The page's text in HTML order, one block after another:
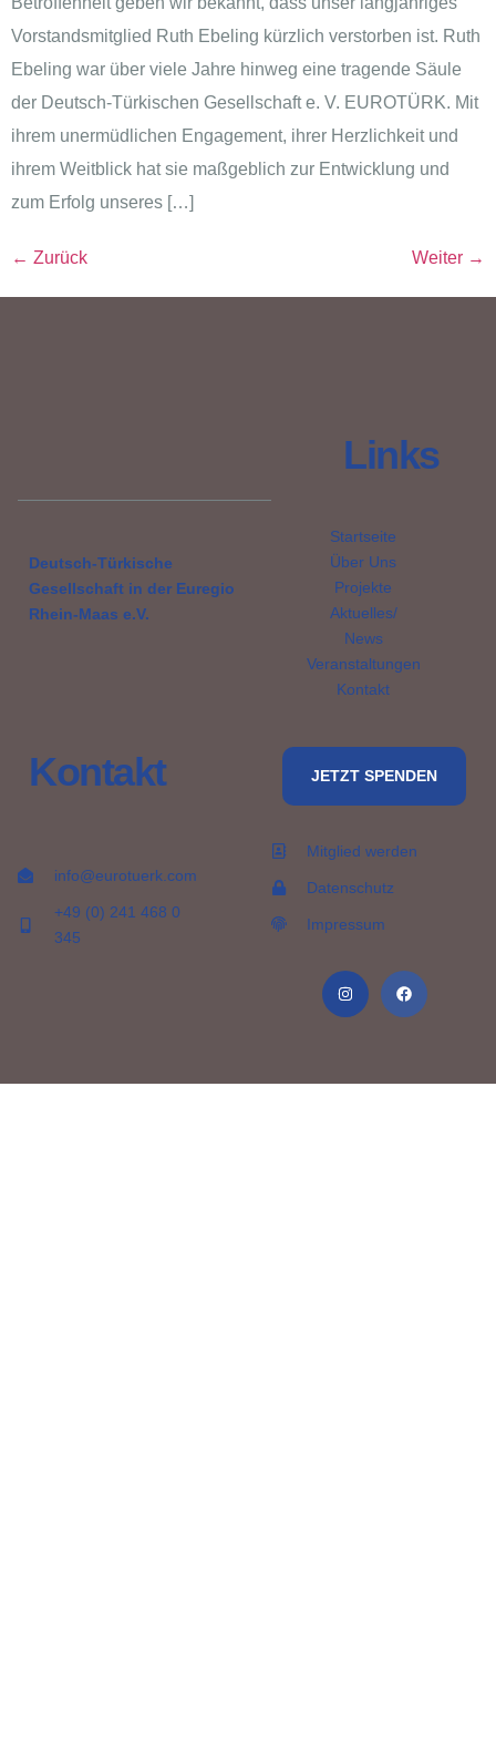
Vorstandsmitglied Ruth Ebeling kürzlich verstorben ist. Ruth
Ebeling war über viele Jahre hinweg eine tragende Säule
der Deutsch-Türkischen Gesellschaft e. V. EUROTÜRK. Mit
ihrem unermüdlichen Engagement, ihrer Herzlichkeit und
ihrem Weitblick hat sie maßgeblich zur Entwicklung und
zum Erfolg unseres […]
← Zurück Weiter →
Deutsch-Türkische
Gesellschaft in der Euregio
Rhein-Maas e.V.
Links
Startseite
Über Uns
Projekte
Aktuelles/
News
Veranstaltungen
Kontakt
Kontakt
info@eurotuerk.com
+49 (0) 241 468 0
345
JETZT SPENDEN
Mitglied werden
Datenschutz
Impressum